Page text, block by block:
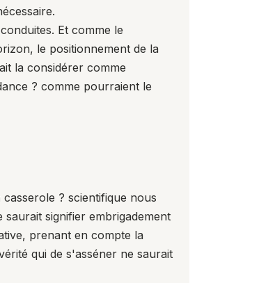
Et comme le
le positionnement de la
la considérer comme
? comme pourraient le
? scientifique nous
signifier embrigadement
prenant en compte la
qui de s'asséner ne saurait